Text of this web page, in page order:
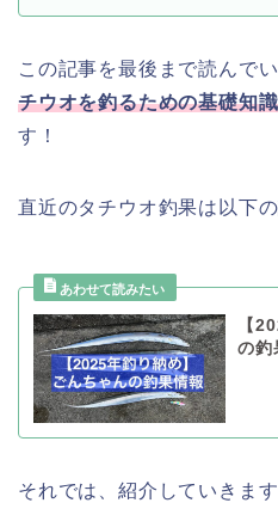
この記事を最後まで読んで
チウオを釣るための基礎知
す！
直近のタチウオ釣果は以下
【
の釣
それでは、紹介していきます